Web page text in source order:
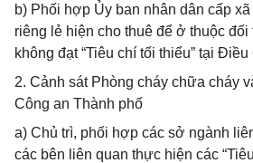
b) Phối hợp Ủy ban nhân dân cấp
riêng lẻ hiện cho thuê để ở thuộc
không đạt “Tiêu chí tối thiểu” tại
2. Cảnh sát Phòng cháy chữa cháy
Công an Thành phố
a) Chủ trì, phối hợp các sở ngành
các bên liên quan thực hiện các